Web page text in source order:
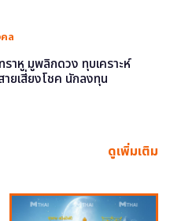
ล
ราหู มูพลิกดวง ทุบเคราะห์
ายเสี่ยงโชค นักลงทุน
ดูเพิ่มเติม